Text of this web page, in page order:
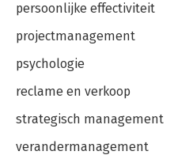
persoonlijke effectiviteit
projectmanagement
psychologie
reclame en verkoop
strategisch management
verandermanagement